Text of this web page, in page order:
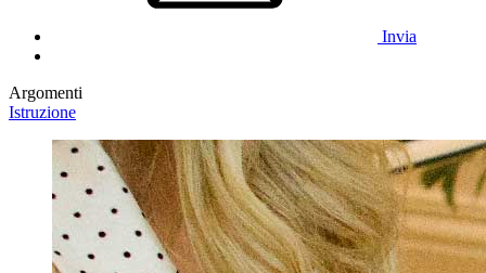
Invia
Argomenti
Istruzione